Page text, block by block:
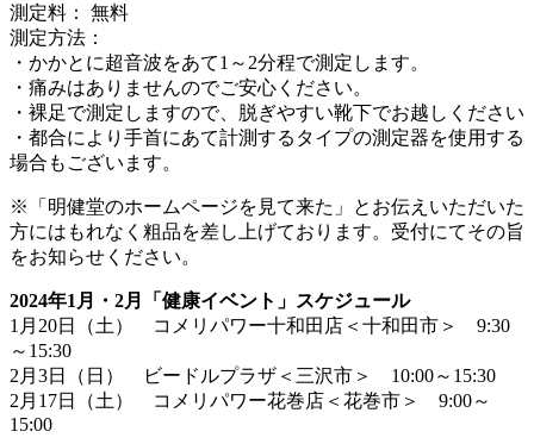
測定料： 無料
測定方法：
・かかとに超音波をあて1～2分程で測定します。
・痛みはありませんのでご安心ください。
・裸足で測定しますので、脱ぎやすい靴下でお越しください
・都合により手首にあて計測するタイプの測定器を使用する
場合もございます。
※「明健堂のホームページを見て来た」とお伝えいただいた
方にはもれなく粗品を差し上げております。受付にてその旨
をお知らせください。
2024年1月・2月「健康イベント」スケジュール
1月20日（土） コメリパワー十和田店＜十和田市＞ 9:30
～15:30
2月3日（日） ビードルプラザ＜三沢市＞ 10:00～15:30
2月17日（土） コメリパワー花巻店＜花巻市＞ 9:00～
15:00